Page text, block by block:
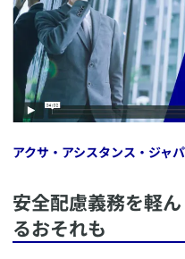
アクサ・アシスタンス・ジャ
安全配慮義務を軽
るおそれも